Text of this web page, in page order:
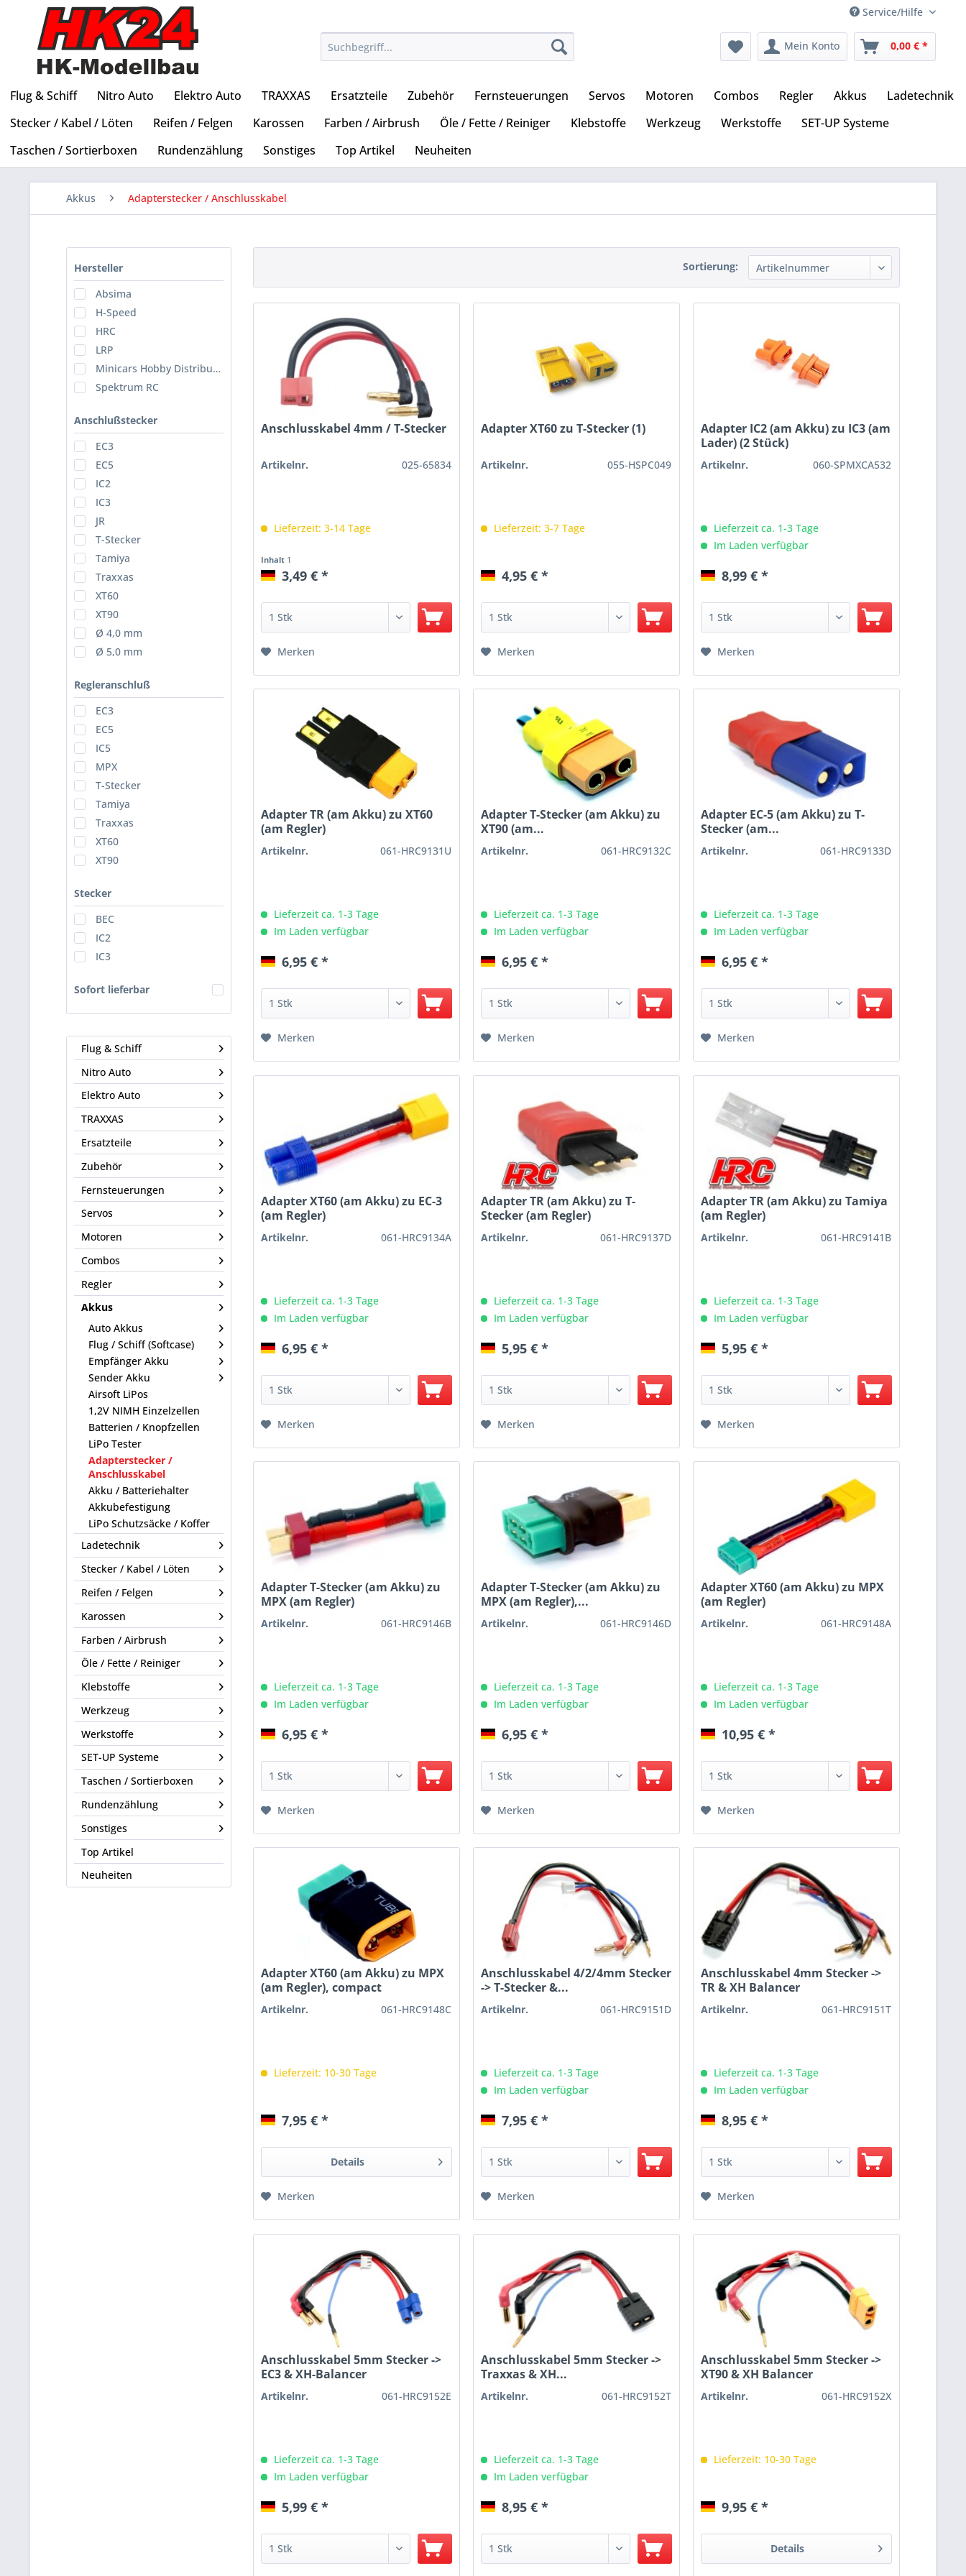
Service/Hilfe
Mein Konto 0,00 € *
Flug & Schiff Nitro Auto Elektro Auto TRAXXAS Ersatzteile Zubehör Fernsteuerungen Servos Motoren Combos Regler Akkus
Ladetechnik
Stecker / Kabel / Löten
Reifen / Felgen Karossen Farben / Airbrush Öle / Fette / Reiniger Klebstoffe Werkzeug Werkstoffe
SET-UP Systeme
Taschen / Sortierboxen
Rundenzählung Sonstiges Top Artikel Neuheiten
Akkus Adapterstecker / Anschlusskabel
Hersteller
Absima
H-Speed
HRC
LRP
Minicars Hobby Distribution AB
Spektrum RC
Anschlußstecker
EC3
EC5
IC2
IC3
JR
T-Stecker
Tamiya
Traxxas
XT60
XT90
Ø 4,0 mm
Ø 5,0 mm
Regleranschluß
EC3
EC5
IC5
MPX
T-Stecker
Tamiya
Traxxas
XT60
XT90
Stecker
BEC
IC2
IC3
Sofort lieferbar
Flug & Schiff
Nitro Auto
Elektro Auto
TRAXXAS
Ersatzteile
Zubehör
Fernsteuerungen
Servos
Motoren
Combos
Regler
Akkus
Auto Akkus
Flug / Schiff (Softcase)
Empfänger Akku
Sender Akku
Airsoft LiPos
1,2V NIMH Einzelzellen
Batterien / Knopfzellen
LiPo Tester
Adapterstecker /
Anschlusskabel
Akku / Batteriehalter
Akkubefestigung
LiPo Schutzsäcke / Koffer
Ladetechnik
Stecker / Kabel / Löten
Reifen / Felgen
Karossen
Farben / Airbrush
Öle / Fette / Reiniger
Klebstoffe
Werkzeug
Werkstoffe
SET-UP Systeme
Taschen / Sortierboxen
Rundenzählung
Sonstiges
Top Artikel
Neuheiten
Sortierung:
Anschlusskabel 4mm / T-Stecker
Artikelnr. 025-65834
Lieferzeit: 3-14 Tage
Inhalt 1
3,49 € *
Merken
Adapter XT60 zu T-Stecker (1)
Artikelnr. 055-HSPC049
Lieferzeit: 3-7 Tage
4,95 € *
Merken
Adapter IC2 (am Akku) zu IC3 (am
Lader) (2 Stück)
Artikelnr. 060-SPMXCA532
Lieferzeit ca. 1-3 Tage
Im Laden verfügbar
8,99 € *
Merken
Adapter TR (am Akku) zu XT60
(am Regler)
Artikelnr. 061-HRC9131U
Lieferzeit ca. 1-3 Tage
Im Laden verfügbar
6,95 € *
Merken
Adapter T-Stecker (am Akku) zu
XT90 (am...
Artikelnr. 061-HRC9132C
Lieferzeit ca. 1-3 Tage
Im Laden verfügbar
6,95 € *
Merken
Adapter EC-5 (am Akku) zu T-
Stecker (am...
Artikelnr. 061-HRC9133D
Lieferzeit ca. 1-3 Tage
Im Laden verfügbar
6,95 € *
Merken
Adapter XT60 (am Akku) zu EC-3
(am Regler)
Artikelnr. 061-HRC9134A
Lieferzeit ca. 1-3 Tage
Im Laden verfügbar
6,95 € *
Merken
Adapter TR (am Akku) zu T-
Stecker (am Regler)
Artikelnr. 061-HRC9137D
Lieferzeit ca. 1-3 Tage
Im Laden verfügbar
5,95 € *
Merken
Adapter TR (am Akku) zu Tamiya
(am Regler)
Artikelnr. 061-HRC9141B
Lieferzeit ca. 1-3 Tage
Im Laden verfügbar
5,95 € *
Merken
Adapter T-Stecker (am Akku) zu
MPX (am Regler)
Artikelnr. 061-HRC9146B
Lieferzeit ca. 1-3 Tage
Im Laden verfügbar
6,95 € *
Merken
Adapter T-Stecker (am Akku) zu
MPX (am Regler),...
Artikelnr. 061-HRC9146D
Lieferzeit ca. 1-3 Tage
Im Laden verfügbar
6,95 € *
Merken
Adapter XT60 (am Akku) zu MPX
(am Regler)
Artikelnr. 061-HRC9148A
Lieferzeit ca. 1-3 Tage
Im Laden verfügbar
10,95 € *
Merken
Adapter XT60 (am Akku) zu MPX
(am Regler), compact
Artikelnr. 061-HRC9148C
Lieferzeit: 10-30 Tage
7,95 € *
Details
Merken
Anschlusskabel 4/2/4mm Stecker
-> T-Stecker &...
Artikelnr. 061-HRC9151D
Lieferzeit ca. 1-3 Tage
Im Laden verfügbar
7,95 € *
Merken
Anschlusskabel 4mm Stecker ->
TR & XH Balancer
Artikelnr. 061-HRC9151T
Lieferzeit ca. 1-3 Tage
Im Laden verfügbar
8,95 € *
Merken
Anschlusskabel 5mm Stecker ->
EC3 & XH-Balancer
Artikelnr. 061-HRC9152E
Lieferzeit ca. 1-3 Tage
Im Laden verfügbar
5,99 € *
Anschlusskabel 5mm Stecker ->
Traxxas & XH...
Artikelnr. 061-HRC9152T
Lieferzeit ca. 1-3 Tage
Im Laden verfügbar
8,95 € *
Anschlusskabel 5mm Stecker ->
XT90 & XH Balancer
Artikelnr. 061-HRC9152X
Lieferzeit: 10-30 Tage
9,95 € *
Details